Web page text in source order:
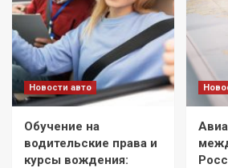
Новости авто
Обучение на
водительские права и
курсы вождения: